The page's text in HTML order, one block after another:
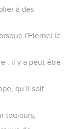
ses prophètes,
qu’ils ont versé le
de sang. On
vous,
sont en fuite, ils
Ils ne séjourneront